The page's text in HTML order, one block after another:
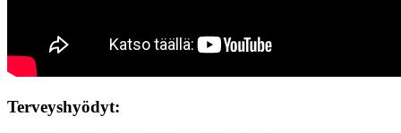
Terveyshyödyt: